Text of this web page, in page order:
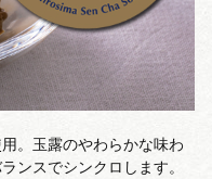
。玉露のやわらかな味わ
ンスでシンクロします。